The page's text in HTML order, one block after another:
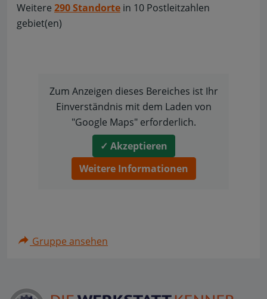
Weitere 290 Standorte in 10 Postleitzahlen
gebiet(en)
Zum Anzeigen dieses Bereiches ist Ihr
Einverständnis mit dem Laden von
"Google Maps" erforderlich.
✓ Akzeptieren
Weitere Informationen
Gruppe ansehen